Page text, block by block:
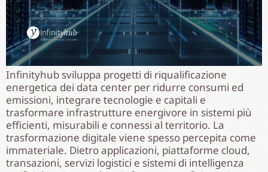
Infinityhub sviluppa progetti di riqualificazione
energetica dei data center per ridurre consumi ed
emissioni, integrare tecnologie e capitali e
trasformare infrastrutture energivore in sistemi più
efficienti, misurabili e connessi al territorio. La
trasformazione digitale viene spesso percepita come
immateriale. Dietro applicazioni, piattaforme cloud,
transazioni, servizi logistici e sistemi di intelligenza